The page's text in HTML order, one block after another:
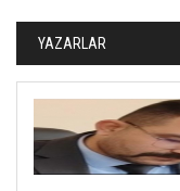
YAZARLAR